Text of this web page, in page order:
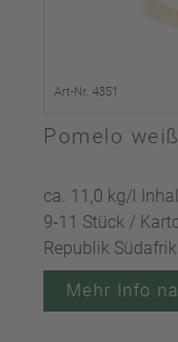
Art-Nr. 4351
Pomelo weiß
ca. 11,0 kg/l
9-11 Stück /
Republik
Mehr Info